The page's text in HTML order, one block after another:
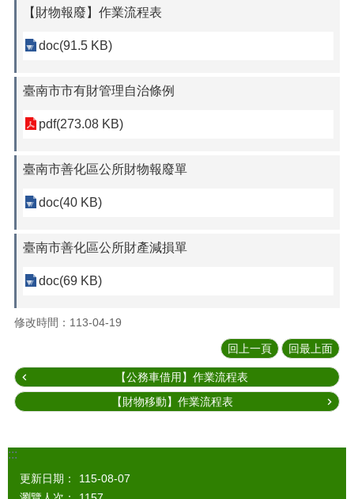
【財物報廢】作業流程表
doc(91.5 KB)
臺南市市有財管理自治條例
pdf(273.08 KB)
臺南市善化區公所財物報廢單
doc(40 KB)
臺南市善化區公所財產減損單
doc(69 KB)
修改時間：113-04-19
回上一頁 回最上面
【公務車借用】作業流程表
【財物移動】作業流程表
:::
更新日期：
115-08-07